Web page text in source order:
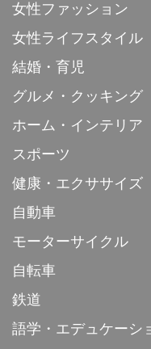
女性ファッション
女性ライフスタイル
結婚・育児
グルメ・クッキング
ホーム・インテリア
スポーツ
健康・エクササイズ
自動車
モーターサイクル
自転車
鉄道
語学・エデュケーシ